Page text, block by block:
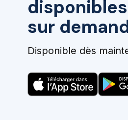
disponibles
sur
Disponible dès